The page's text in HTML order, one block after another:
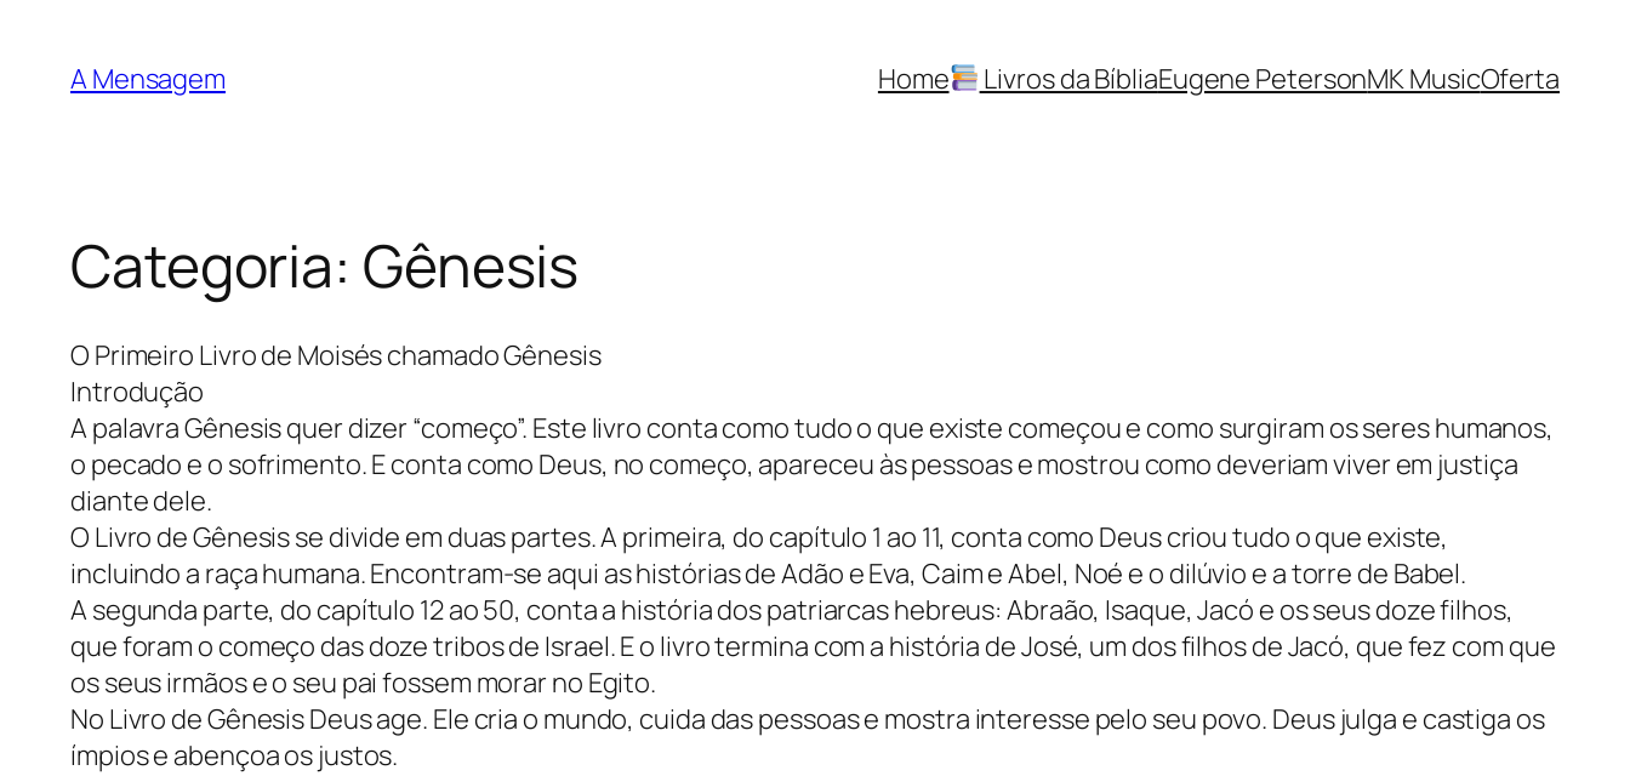
A Mensagem Home Livros da BíbliaEugene PetersonMK MusicOferta
Categoria: Gênesis
O Primeiro Livro de Moisés chamado Gênesis
Introdução
A palavra Gênesis quer dizer “começo”. Este livro conta como tudo o que existe começou e como surgiram os seres humanos,
o pecado e o sofrimento. E conta como Deus, no começo, apareceu às pessoas e mostrou como deveriam viver em justiça
diante dele.
O Livro de Gênesis se divide em duas partes. A primeira, do capítulo 1 ao 11, conta como Deus criou tudo o que existe,
incluindo a raça humana. Encontram-se aqui as histórias de Adão e Eva, Caim e Abel, Noé e o dilúvio e a torre de Babel.
A segunda parte, do capítulo 12 ao 50, conta a história dos patriarcas hebreus: Abraão, Isaque, Jacó e os seus doze filhos,
que foram o começo das doze tribos de Israel. E o livro termina com a história de José, um dos filhos de Jacó, que fez com que
os seus irmãos e o seu pai fossem morar no Egito.
No Livro de Gênesis Deus age. Ele cria o mundo, cuida das pessoas e mostra interesse pelo seu povo. Deus julga e castiga os
ímpios e abençoa os justos.